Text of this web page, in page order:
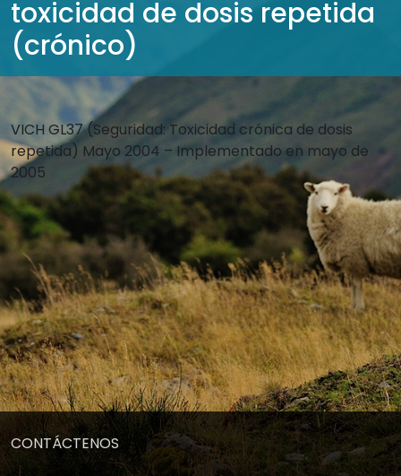
toxicidad de dosis repetida
(crónico)
VICH GL37 (Seguridad: Toxicidad crónica de dosis
repetida) Mayo 2004 – Implementado en mayo de
2005
CONTÁCTENOS